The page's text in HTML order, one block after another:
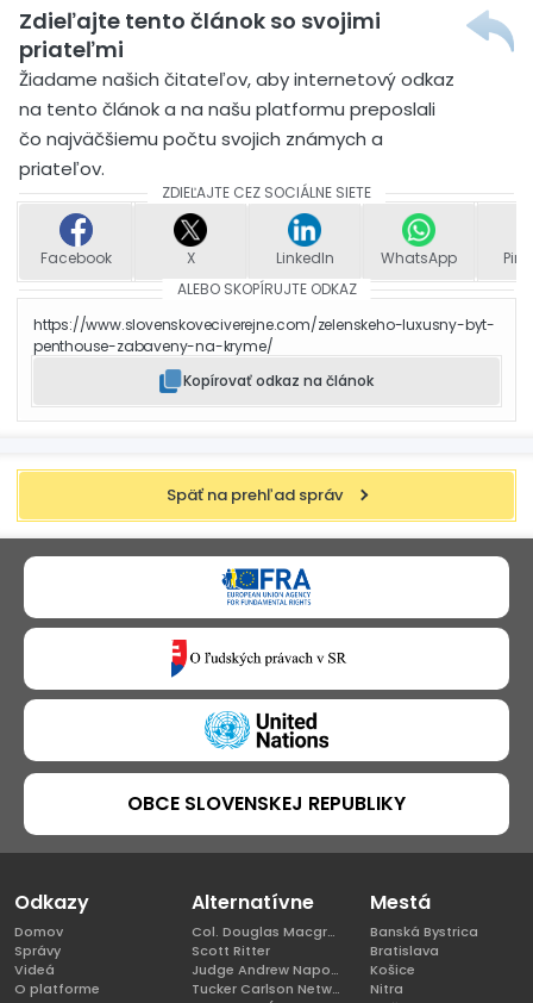
Zdieľajte tento článok so svojimi
priateľmi
Žiadame našich čitateľov, aby internetový odkaz
na tento článok a na našu platformu preposlali
čo najväčšiemu počtu svojich známych a
priateľov.
ZDIEĽAJTE CEZ SOCIÁLNE SIETE
Facebook X LinkedIn WhatsApp
ALEBO SKOPÍRUJTE ODKAZ
https://www.slovenskoveciverejne.com/zelenskeho-luxusny-byt-
penthouse-zabaveny-na-kryme/
Kopírovať odkaz na článok
Späť na prehľad správ
OBCE SLOVENSKEJ REPUBLIKY
Odkazy
Domov
Správy
Videá
O platforme
Alternatívne
Col. Douglas Macgregor, Ph.D
Scott Ritter
Judge Andrew Napolitano
Tucker Carlson Network
Mestá
Banská Bystrica
Bratislava
Košice
Nitra